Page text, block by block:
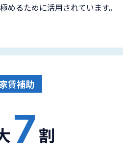
めるために活用されています。
家賃補助
7割